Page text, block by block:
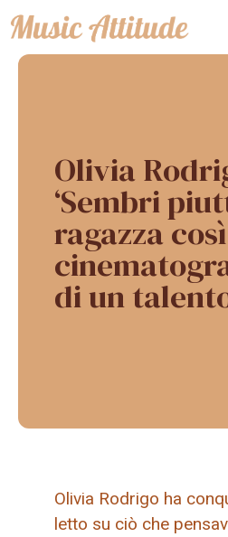
Vai
al
contenuto
Olivia
‘Sembri
ragazza
di un
Olivia Rodrigo ha
letto su ciò che